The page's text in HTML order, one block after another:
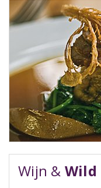
Wijn & Wild